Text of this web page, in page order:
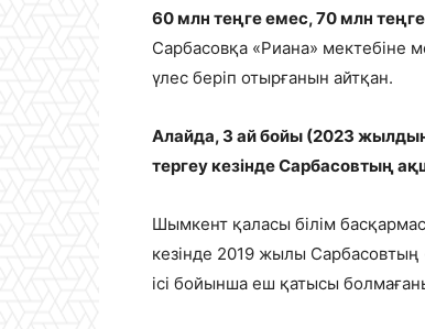
60 млн теңге емес, 70 млн теңге
Сарбасовқа «Риана» мектебіне
үлес беріп отырғанын айтқан.
Алайда, 3 ай бойы (2023
тергеу кезінде Сарбасовтың
Шымкент қаласы білім
кезінде 2019 жылы Сарбасовтың
ісі бойынша еш қатысы